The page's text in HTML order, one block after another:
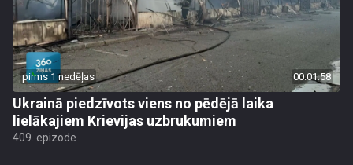
pirms 1 nedēļas 00:01:58
Ukrainā piedzīvots viens no pēdējā laika
lielākajiem Krievijas uzbrukumiem
409. epizode